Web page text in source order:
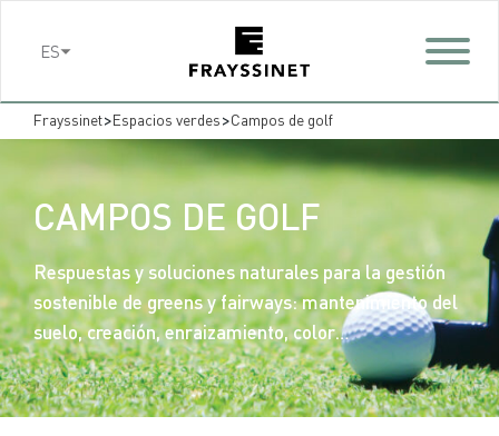
ES
Frayssinet>Espacios verdes>Campos de golf
CAMPOS DE GOLF
Respuestas y soluciones naturales para la gestión
sostenible de greens y fairways: mantenimiento del
suelo, creación, enraizamiento, color…